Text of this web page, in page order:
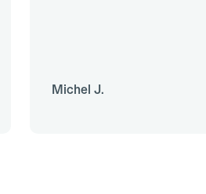
Michel J.